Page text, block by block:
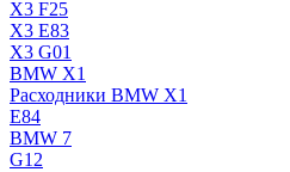
X3 F25
X3 E83
X3 G01
BMW X1
Расходники BMW X1
E84
BMW 7
G12